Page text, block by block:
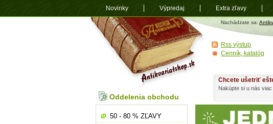
Antikvariát
shop.sk
Nachádzate sa:
Chcete ušetriť
Nakúpte si u nás
Oddelenia obchodu
50 - 80 % ZĽAVY
Rss výstup
Cenník, katalóg
Novinky Výpredaj Extra zľavy